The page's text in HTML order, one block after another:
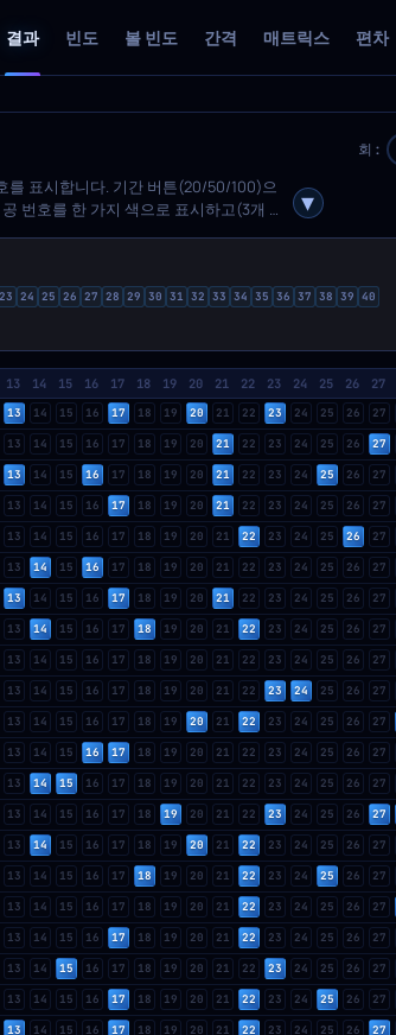
결과 빈도 볼 빈도 간격 매트릭스 편차
회:
를 표시합니다. 기간 버튼(20/50/100)으
번호를 한 가지 색으로 표시하고(3개 팔
번호, 날짜, 또는 둘 다 + 공 시각화로 순
23 24 25 26 27 28 29 30 31 32 33 34 35 36 37 38 39 40
13 14 15 16 17 18 19 20 21 22 23 24 25 26 27
13 14 15 16 17 18 19 20 21 22 23 24 25 26 27
13 14 15 16 17 18 19 20 21 22 23 24 25 26 27
13 14 15 16 17 18 19 20 21 22 23 24 25 26 27
13 14 15 16 17 18 19 20 21 22 23 24 25 26 27
13 14 15 16 17 18 19 20 21 22 23 24 25 26 27
13 14 15 16 17 18 19 20 21 22 23 24 25 26 27
13 14 15 16 17 18 19 20 21 22 23 24 25 26 27
13 14 15 16 17 18 19 20 21 22 23 24 25 26 27
13 14 15 16 17 18 19 20 21 22 23 24 25 26 27
13 14 15 16 17 18 19 20 21 22 23 24 25 26 27
13 14 15 16 17 18 19 20 21 22 23 24 25 26 27
13 14 15 16 17 18 19 20 21 22 23 24 25 26 27
13 14 15 16 17 18 19 20 21 22 23 24 25 26 27
13 14 15 16 17 18 19 20 21 22 23 24 25 26 27
13 14 15 16 17 18 19 20 21 22 23 24 25 26 27
13 14 15 16 17 18 19 20 21 22 23 24 25 26 27
13 14 15 16 17 18 19 20 21 22 23 24 25 26 27
13 14 15 16 17 18 19 20 21 22 23 24 25 26 27
13 14 15 16 17 18 19 20 21 22 23 24 25 26 27
13 14 15 16 17 18 19 20 21 22 23 24 25 26 27
13 14 15 16 17 18 19 20 21 22 23 24 25 26 27